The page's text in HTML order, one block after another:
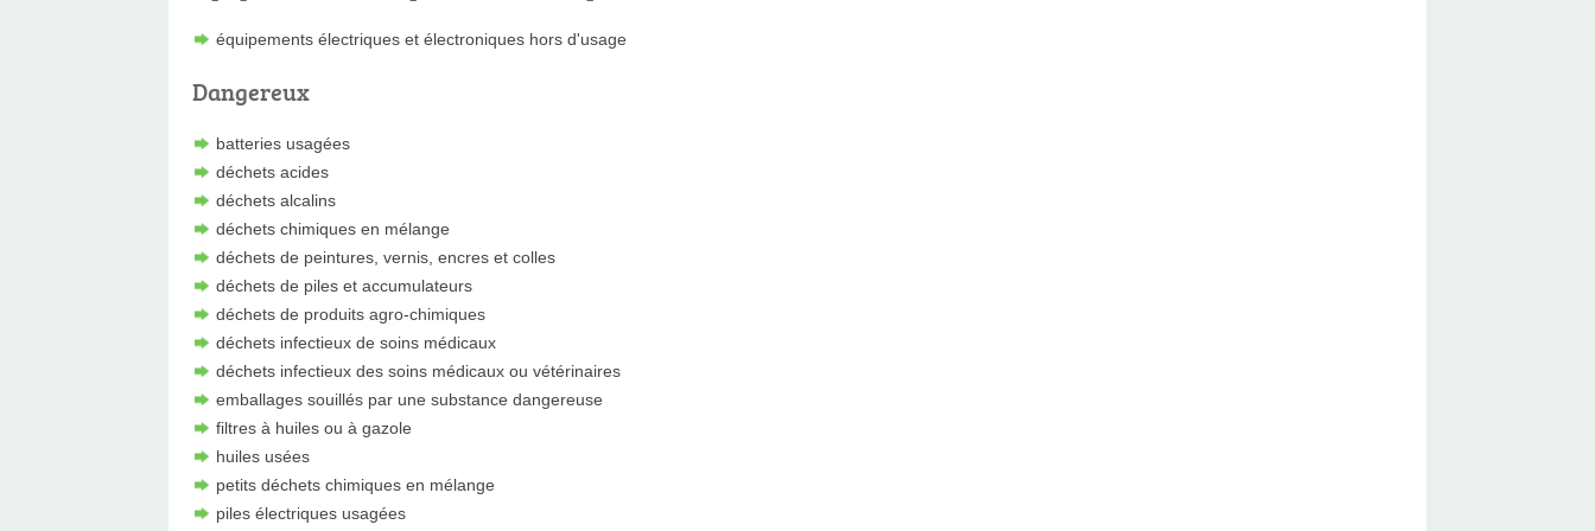
équipements électriques et électroniques hors d'usage
Dangereux
batteries usagées
déchets acides
déchets alcalins
déchets chimiques en mélange
déchets de peintures, vernis, encres et colles
déchets de piles et accumulateurs
déchets de produits agro-chimiques
déchets infectieux de soins médicaux
déchets infectieux des soins médicaux ou vétérinaires
emballages souillés par une substance dangereuse
filtres à huiles ou à gazole
huiles usées
petits déchets chimiques en mélange
piles électriques usagées